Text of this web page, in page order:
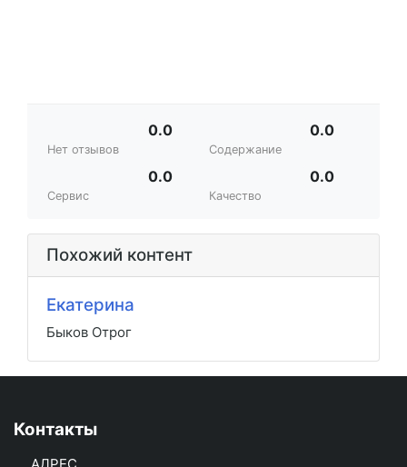
0.0
Нет отзывов
0.0
Содержание
0.0
Сервис
0.0
Качество
Похожий контент
Екатерина
Быков Отрог
Контакты